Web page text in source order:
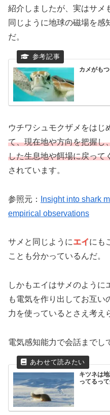
紹介しましたが、実はサメ
同じように地球の磁場を感
だ。
カメがも
ウチワシュモクザメをはじ
て、現在地や方向を把握し
した生息地や餌場に戻って
されています。
参照元：
Insight into shark
empirical observations
サメと同じようにエイにも
ことも分かっているんだ。
しかもエイはサメのように
も電気を作り出してお互い
力を使っているとさえ考え
電気感知能力で会話までし
キツネは
ってるっ